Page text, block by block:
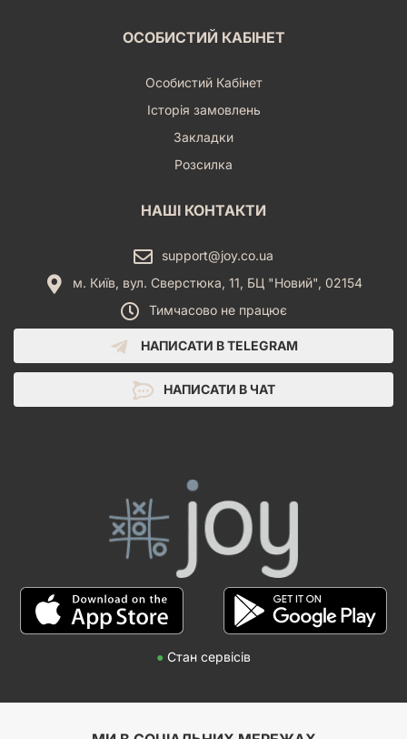
ОСОБИСТИЙ КАБІНЕТ
Особистий Кабінет
Історія замовлень
Закладки
Розсилка
НАШІ КОНТАКТИ
support@joy.co.ua
м. Київ, вул. Сверстюка, 11, БЦ "Новий", 02154
Тимчасово не працює
НАПИСАТИ В TELEGRAM
НАПИСАТИ В ЧАТ
● Стан сервісів